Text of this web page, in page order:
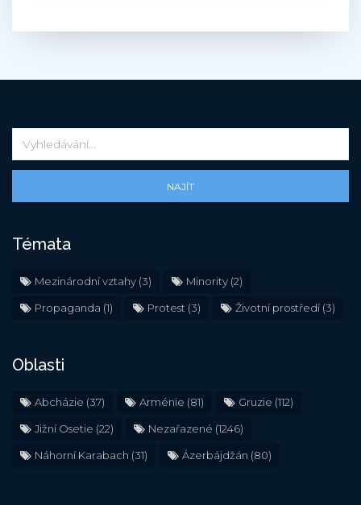
NAJÍT
Témata
Mezinárodní vztahy (3) Minority (2)
Propaganda (1) Protest (3) Životní prostředí(3)
Oblasti
Abcházie (37) Arménie (81) Gruzie (112)
Jižní Osetie (22) Nezařazené (1246)
Náhorní Karabach (31) Ázerbájdžán (80)